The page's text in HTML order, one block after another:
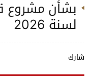
بشأن مشروع
لسنة 2026
شارك